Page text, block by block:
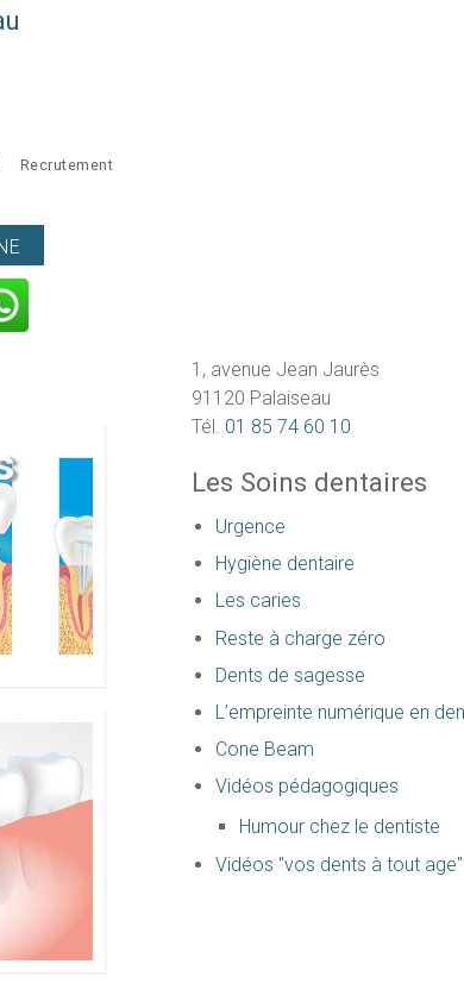
Recrutement
1, avenue Jean Jaurès
91120 Palaiseau
Tél. 01 85 74 60 10
Les Soins dentaires
Urgence
Hygiène dentaire
Les caries
Reste à charge zéro
Dents de sagesse
L’empreinte numérique en
Cone Beam
Vidéos pédagogiques
Humour chez le dentiste
Vidéos "vos dents à tout age"